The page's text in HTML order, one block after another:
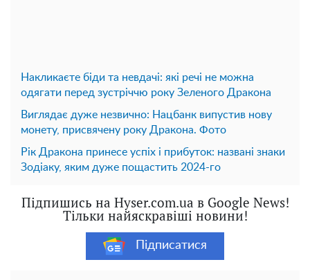
Накликаєте біди та невдачі: які речі не можна
одягати перед зустріччю року Зеленого Дракона
Виглядає дуже незвично: Нацбанк випустив нову
монету, присвячену року Дракона. Фото
Рік Дракона принесе успіх і прибуток: названі знаки
Зодіаку, яким дуже пощастить 2024-го
Підпишись на Hyser.com.ua в Google News!
Тільки найяскравіші новини!
Підписатися